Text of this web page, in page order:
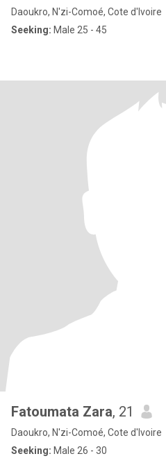
Daoukro, N'zi-Comoé, Cote d'Ivoire
Seeking: Male 25 - 45
Fatoumata Zara, 21
Daoukro, N'zi-Comoé, Cote d'Ivoire
Seeking: Male 26 - 30